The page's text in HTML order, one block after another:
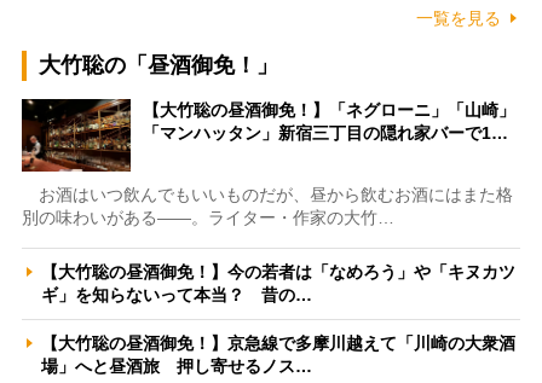
一覧を見る
大竹聡の「昼酒御免！」
【大竹聡の昼酒御免！】「ネグローニ」「山崎」
「マンハッタン」新宿三丁目の隠れ家バーで1…
お酒はいつ飲んでもいいものだが、昼から飲むお酒にはまた格
別の味わいがある――。ライター・作家の大竹…
【大竹聡の昼酒御免！】今の若者は「なめろう」や「キヌカツ
ギ」を知らないって本当？ 昔の…
【大竹聡の昼酒御免！】京急線で多摩川越えて「川崎の大衆酒
場」へと昼酒旅 押し寄せるノス…